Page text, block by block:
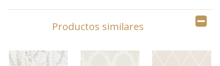
Productos similares